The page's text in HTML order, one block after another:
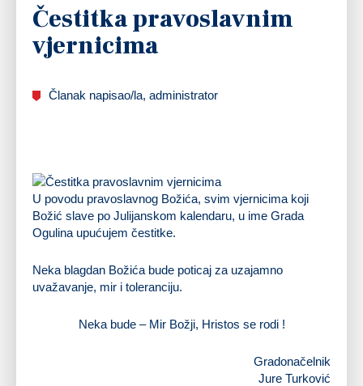
Čestitka pravoslavnim
vjernicima
Članak napisao/la, administrator
U povodu pravoslavnog Božića, svim vjernicima koji
Božić slave po Julijanskom kalendaru, u ime Grada
Ogulina upućujem čestitke.
Neka blagdan Božića bude poticaj za uzajamno
uvažavanje, mir i toleranciju.
Neka bude – Mir Božji, Hristos se rodi !
Gradonačelnik
Jure Turković